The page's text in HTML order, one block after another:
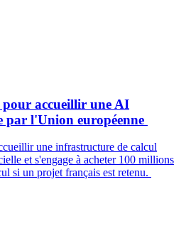
accueillir une AI
par l'Union européenne
une infrastructure de calcul
et s'engage à acheter 100 millions
si un projet français est retenu.